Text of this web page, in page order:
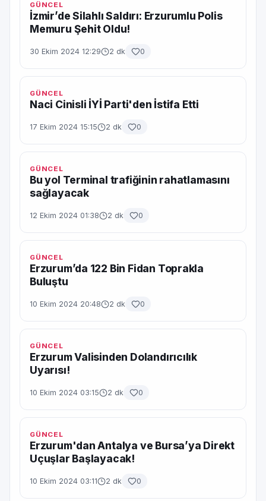
GÜNCEL
İzmir’de Silahlı Saldırı: Erzurumlu Polis
Memuru Şehit Oldu!
30 Ekim 2024 12:29 2 dk 0
GÜNCEL
Naci Cinisli İYİ Parti'den İstifa Etti
17 Ekim 2024 15:15 2 dk 0
GÜNCEL
Bu yol Terminal trafiğinin rahatlamasını
sağlayacak
12 Ekim 2024 01:38 2 dk 0
GÜNCEL
Erzurum’da 122 Bin Fidan Toprakla
Buluştu
10 Ekim 2024 20:48 2 dk 0
GÜNCEL
Erzurum Valisinden Dolandırıcılık
Uyarısı!
10 Ekim 2024 03:15 2 dk 0
GÜNCEL
Erzurum'dan Antalya ve Bursa’ya Direkt
Uçuşlar Başlayacak!
10 Ekim 2024 03:11 2 dk 0